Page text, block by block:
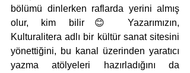
bölümü dinlerken raflarda yerini almış
olur, kim bilir😊 Yazarımızın,
Kulturalitera adlı bir kültür sanat sitesini
yönettiğini, bu kanal üzerinden yaratıcı
yazma atölyeleri hazırladığını da